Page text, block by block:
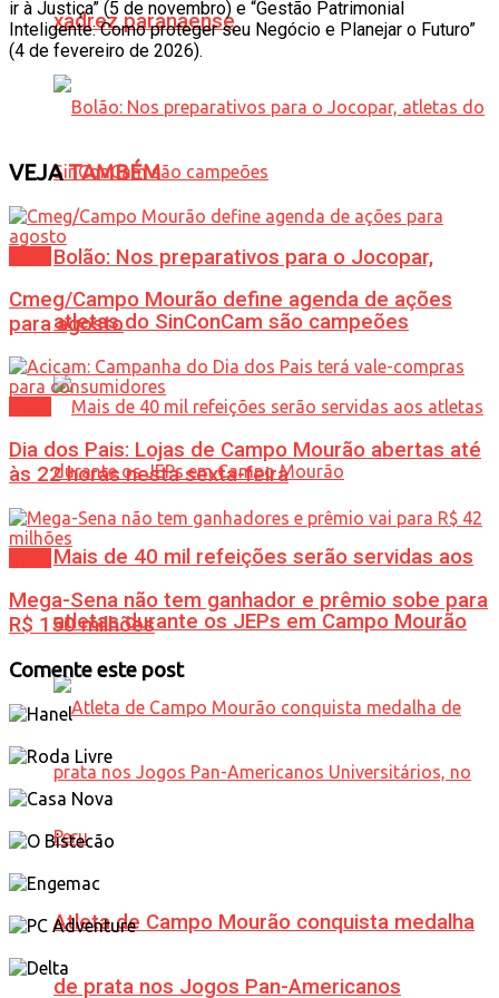
xadrez paranaense
Bolão: Nos preparativos para o Jocopar,
atletas do SinConCam são campeões
Mais de 40 mil refeições serão servidas aos
atletas durante os JEPs em Campo Mourão
Atleta de Campo Mourão conquista medalha
de prata nos Jogos Pan-Americanos
ir à Justiça” (5 de novembro) e “Gestão Patrimonial
Inteligente: Como proteger seu Negócio e Planejar o Futuro”
(4 de fevereiro de 2026).
VEJATAMBÉM
Cmeg/Campo Mourão define agenda de ações
para agosto
Dia dos Pais: Lojas de Campo Mourão abertas até
às 22 horas nesta sexta-feira
Mega-Sena não tem ganhador e prêmio sobe para
R$ 150 milhões
Comente este post